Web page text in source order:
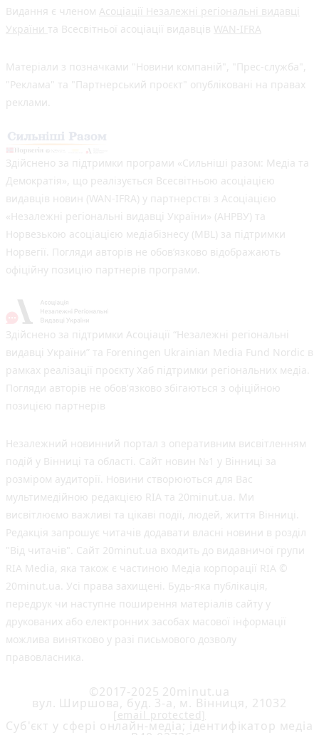
Видання є членом Асоціації Незалежні регіональні видавці
України та Всесвітньої асоціації видавців WAN-IFRA
Матеріали з позначками "Новини компаній", "Прес-служба",
"Реклама" та "Партнерський проєкт" опубліковані на правах
реклами.
Здійснено за підтримки програми «Сильніші разом: Медіа та
Демократія», що реалізується Всесвітньою асоціацією
видавців новин (WAN-IFRA) у партнерстві з Асоціацією
«Незалежні регіональні видавці України» (АНРВУ) та
Норвезькою асоціацією медіабізнесу (MBL) за підтримки
Норвегії. Погляди авторів не обов’язково відображають
офіційну позицію партнерів програми.
Здійснено за підтримки Асоціації “Незалежні регіональні
видавці України” та Foreningen Ukrainian Media Fund Nordic в
рамках реалізації проєкту Хаб підтримки регіональних медіа.
Погляди авторів не обов'язково збігаються з офіційною
позицією партнерів
Незалежний новинний портал з оперативним висвітленням
подій у Вінниці та області. Сайт новин №1 у Вінниці за
розміром аудиторії. Новини створюються для Вас
мультимедійною редакцією RIA та 20minut.ua. Ми
висвітлюємо важливі та цікаві події, людей, життя Вінниці.
Редакція запрошує читачів додавати власні новини в розділ
"Від читачів". Сайт 20minut.ua входить до видавничої групи
RIA Media, яка також є частиною Медіа корпорації RIA ©
20minut.ua. Усі права захищені. Будь-яка публiкацiя,
передрук чи наступне поширення матеріалів сайту у
друкованих або електронних засобах масової інформації
можлива винятково у разі письмового дозволу
правовласника.
©2017-2025 20minut.ua
вул. Ширшова, буд. 3-а, м. Вінниця, 21032
[email protected]
Cуб'єкт у сфері онлайн-медіа; ідентифікатор медіа